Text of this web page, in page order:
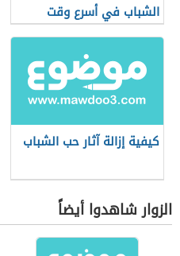
الشباب في أسرع وقت
كيفية إزالة آثار حب الشباب
الزوار شاهدوا أيضاً